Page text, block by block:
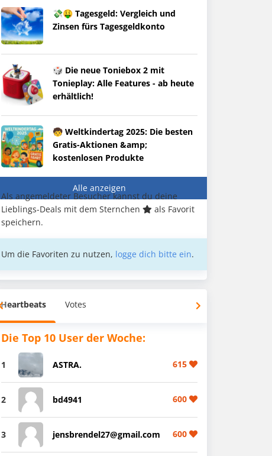
💸🤑 Tagesgeld: Vergleich und
Zinsen fürs Tagesgeldkonto
🎲 Die neue Toniebox 2 mit
Tonieplay: Alle Features - ab heute
erhältlich!
🧒 Weltkindertag 2025: Die besten
Gratis-Aktionen &amp;
kostenlosen Produkte
Alle anzeigen
Als angemeldeter Besucher kannst du deine
Lieblings-Deals mit dem Sternchen
als Favorit
speichern.
Um die Favoriten zu nutzen, logge dich bitte ein.
Heartbeats Votes
Die Top 10 User der Woche:
1 ASTRA. 615
2 bd4941 600
3 jensbrendel27@gmail.com 600